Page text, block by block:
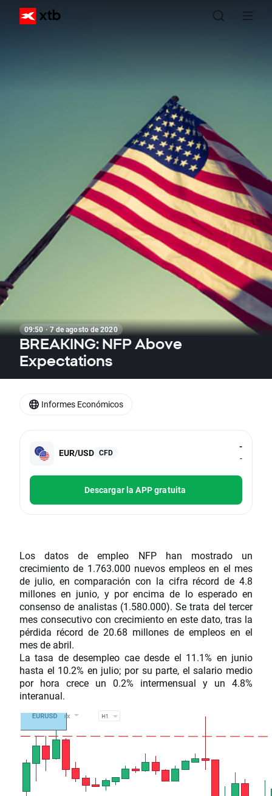
09:50 · 7 de agosto de 2020
BREAKING: NFP Above
Expectations
EUR/USD CFD
-
-
Descargar la APP gratuita
Los datos de empleo NFP han mostrado un
crecimiento de 1.763.000 nuevos empleos en el mes
de julio, en comparación con la cifra récord de 4.8
millones en junio, y por encima de lo esperado en
consenso de analistas (1.580.000). Se trata del tercer
mes consecutivo con crecimiento en este dato, tras la
pérdida récord de 20.68 millones de empleos en el
mes de abril.
La tasa de desempleo cae desde el 11.1% en junio
hasta el 10.2% en julio; por su parte, el salario medio
por hora crece un 0.2% intermensual y un 4.8%
interanual.
Informes Económicos